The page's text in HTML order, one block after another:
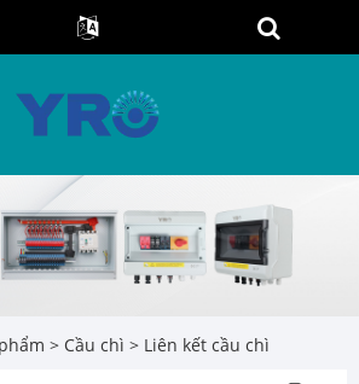
> Cầu chì > Liên kết cầu chì